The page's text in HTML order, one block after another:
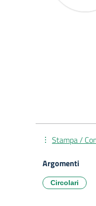
Stampa /
Argomenti
Circolari